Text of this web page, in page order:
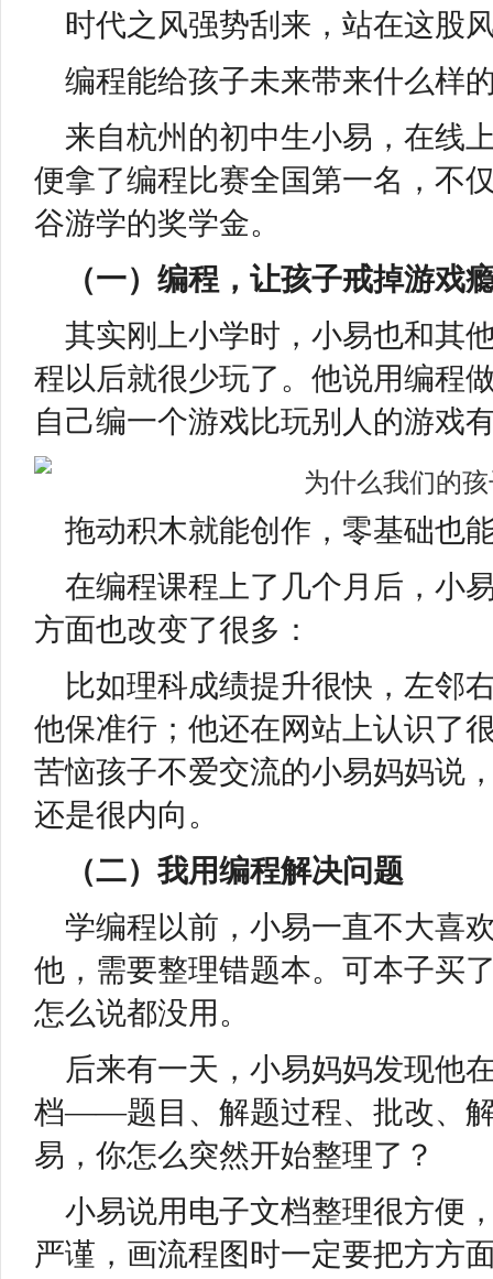
时代之风强势刮来，站在这股
编程能给孩子未来带来什么样
来自杭州的初中生小易，在线
便拿了编程比赛全国第一名，不
谷游学的奖学金。
（一）编程，让孩子戒掉游戏
其实刚上小学时，小易也和其
程以后就很少玩了。他说用编程
自己编一个游戏比玩别人的游戏
拖动积木就能创作，零基础也
在编程课程上了几个月后，小
方面也改变了很多：
比如理科成绩提升很快，左邻
他保准行；他还在网站上认识了
苦恼孩子不爱交流的小易妈妈说
还是很内向。
（二）我用编程解决问题
学编程以前，小易一直不大喜
他，需要整理错题本。可本子买
怎么说都没用。
后来有一天，小易妈妈发现他
档——题目、解题过程、批改、
易，你怎么突然开始整理了？
小易说用电子文档整理很方便
严谨，画流程图时一定要把方方